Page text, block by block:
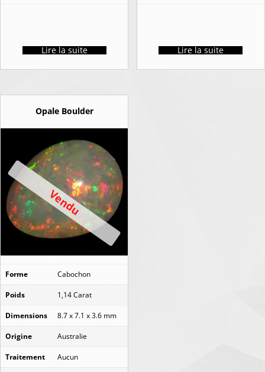
Lire la suite Lire la suite
Opale Boulder
Vendu
Forme Cabochon
Poids 1,14 Carat
Dimensions 8.7 x 7.1 x 3.6 mm
Origine Australie
Traitement Aucun